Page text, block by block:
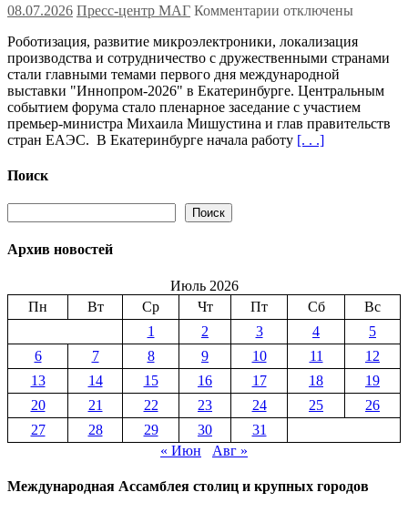
08.07.2026 Пресс-центр МАГ Комментарии к
«Иннопром-2026»:
ставка
на
локализацию,
роботов
и
технологическое
отключены
Роботизация, развитие микроэлектроники, локализация
производства и сотрудничество с дружественными странами
стали главными темами первого дня международной
выставки "Иннопром-2026" в Екатеринбурге. Центральным
событием форума стало пленарное заседание с участием
премьер-министра Михаила Мишустина и глав правительств
стран ЕАЭС. В Екатеринбурге начала работу [. . .]
Поиск
Поиск
Архив новостей
Июль 2026
Пн
Вт Ср Чт Пт Сб
Вс
1
2 3 4
5
6
7 8 9 10 11
12
13
14 15 16 17 18
19
20
21 22 23 24 25
26
27
28 29 30
31
« Июн
Авг »
Международная Ассамблея столиц и крупных городов